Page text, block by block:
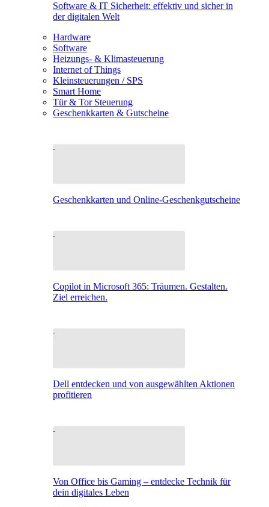
Software & IT Sicherheit: effektiv und sicher in
der digitalen Welt
Hardware
Software
Heizungs- & Klimasteuerung
Internet of Things
Kleinsteuerungen / SPS
Smart Home
Tür & Tor Steuerung
Geschenkkarten & Gutscheine
Geschenkkarten und Online-Geschenkgutscheine
Copilot in Microsoft 365: Träumen. Gestalten.
Ziel erreichen.
Dell entdecken und von ausgewählten Aktionen
profitieren
Von Office bis Gaming – entdecke Technik für
dein digitales Leben